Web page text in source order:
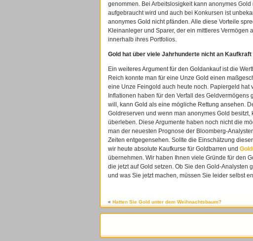
genommen. Bei Arbeitslosigkeit kann anonymes
aufgebraucht wird und auch bei Konkursen ist
anonymes Gold nicht pfänden. Alle diese Vorteile
Kleinanleger und Sparer, der ein mittleres
innerhalb ihres Portfolios.
Gold hat über viele Jahrhunderte nicht an
Ein weiteres Argument für den Goldankauf ist die
Reich konnte man für eine Unze Gold einen
eine Unze Feingold auch heute noch. Papiergeld hat
Inflationen haben für den Verfall des
will, kann Gold als eine mögliche Rettung ansehen.
Goldreserven und wenn man anonymes Gold
überleben. Diese Argumente haben noch nicht die
man der neuesten Prognose der Bloomberg-
Zeiten entgegensehen. Sollte die Einschätzung dieser
wir heute absolute Kaufkurse für Goldbarren und
übernehmen. Wir haben Ihnen viele Gründe für den
die jetzt auf Gold setzen. Ob Sie den Gold-
und was Sie jetzt machen, müssen Sie leider selbst
« Hatten Sie Gold unter dem Weihnachtsbaum?